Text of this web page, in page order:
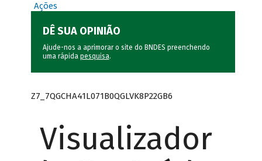
Ações
DÊ SUA OPINIÃO
Ajude-nos a aprimorar o site do BNDES preenchendo
uma rápida pesquisa.
Z7_7QGCHA41L071B0QGLVK8P22GB6
Visualizador